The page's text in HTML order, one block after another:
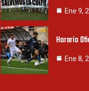
Ene 9,
Horario
Ene 8,